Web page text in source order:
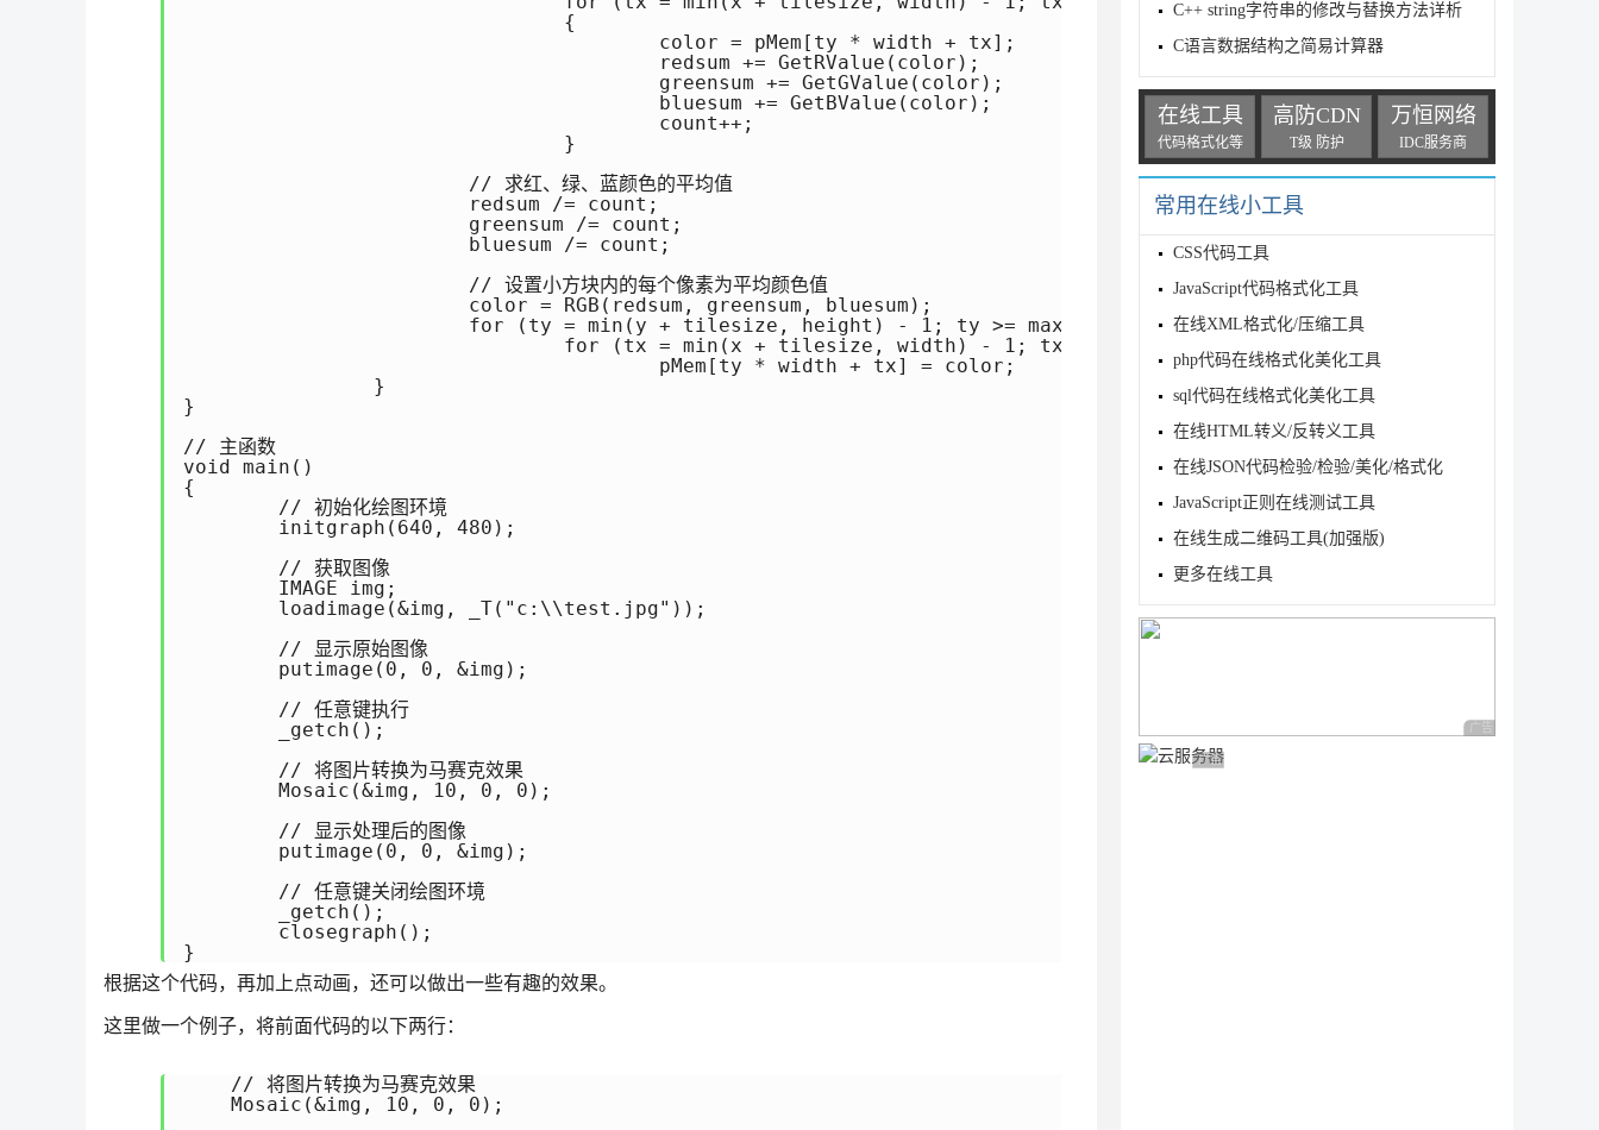
}
// 主函数
void main()
{
}
根据这个代码，再加上点动画，还可以做出一些有趣的效果。
这里做一个例子，将前面代码的以下两行：
    // 将图片转换为马赛克效果
    Mosaic(&img, 10, 0, 0);
C++ string字符串的修改与替换方法详析
C语言数据结构之简易计算器
在线工具
代码格式化等
高防CDN
T级 防护
万恒网络
IDC服务商
常用在线小工具
CSS代码工具
JavaScript代码格式化工具
在线XML格式化/压缩工具
php代码在线格式化美化工具
sql代码在线格式化美化工具
在线HTML转义/反转义工具
在线JSON代码检验/检验/美化/格式化
JavaScript正则在线测试工具
在线生成二维码工具(加强版)
更多在线工具
广告 商业广告，理性
广告 商业广告，理性选择